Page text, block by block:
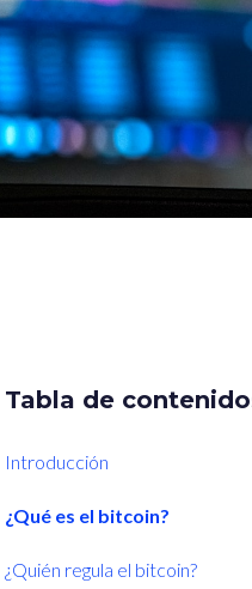
Tabla de
Introducción
¿Qué es el bitcoin?
¿Quién regula el bitcoin?